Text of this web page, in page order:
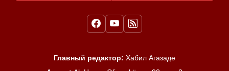
Главный редактор: Хабил Агазаде